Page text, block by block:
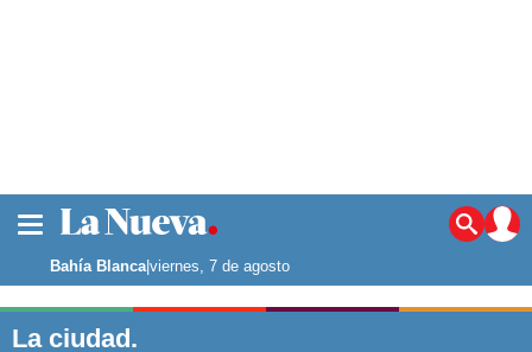
Noticias
La ciudad
Punta Alta
Bahía Blanca|viernes, 7 de agosto
La ciudad.